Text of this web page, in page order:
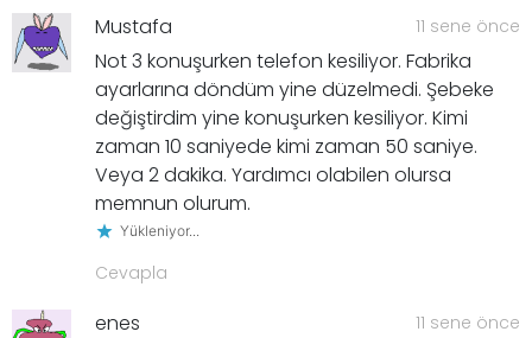
Mustafa 11 sene önce
Not 3 konuşurken telefon kesiliyor. Fabrika
ayarlarına döndüm yine düzelmedi. Şebeke
değiştirdim yine konuşurken kesiliyor. Kimi
zaman 10 saniyede kimi zaman 50 saniye.
Veya 2 dakika. Yardımcı olabilen olursa
memnun olurum.
Yükleniyor...
Cevapla
enes 11 sene önce